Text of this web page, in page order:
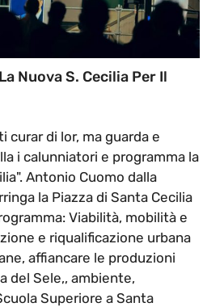
Nuova S. Cecilia Per Il
curar di lor, ma guarda e
i calunniatori e programma la
Antonio Cuomo dalla
la Piazza di Santa Cecilia
Viabilità, mobilità e
e riqualificazione urbana
affiancare le produzioni
del Sele,, ambiente,
Superiore a Santa